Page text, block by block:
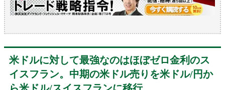
米ドルに対して最強なのはほぼゼロ金利のス
イスフラン。中期の米ドル売りを米ドル/円か